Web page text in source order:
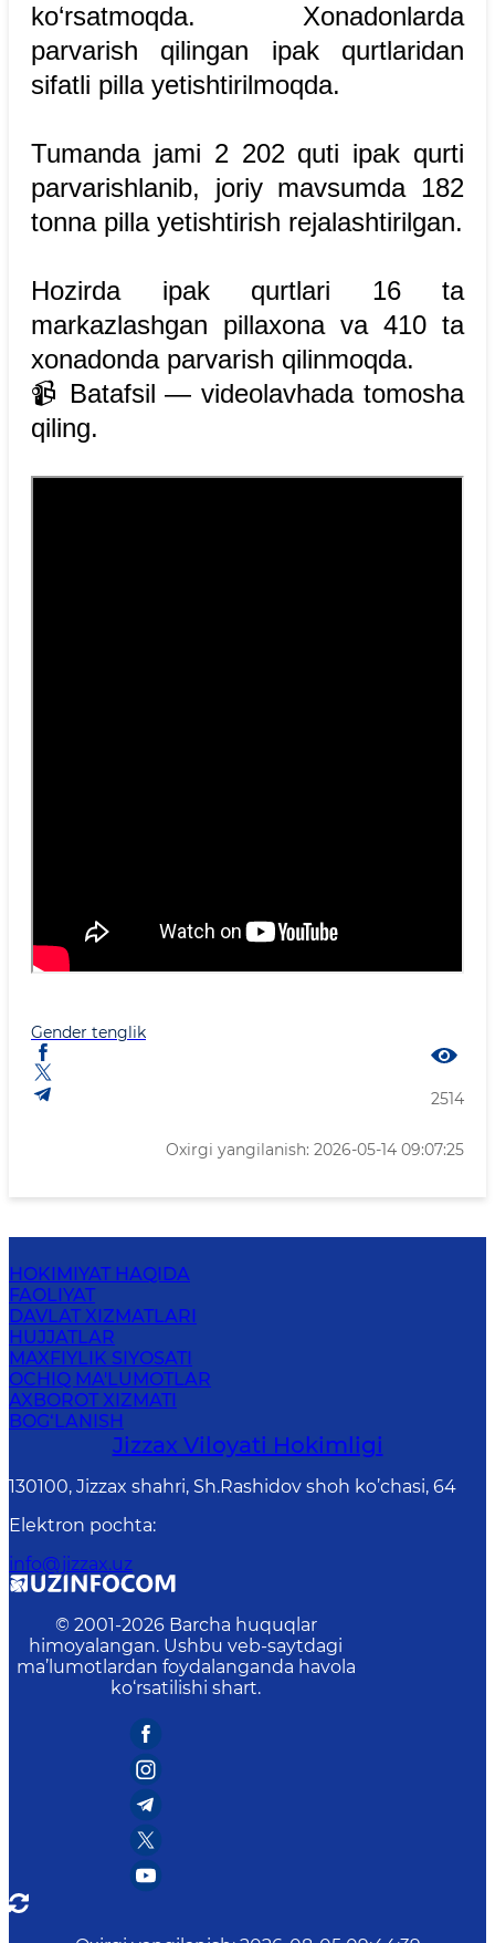
ko‘rsatmoqda. Xonadonlarda
parvarish qilingan ipak qurtlaridan
sifatli pilla yetishtirilmoqda.
Tumanda jami 2 202 quti ipak qurti
parvarishlanib, joriy mavsumda 182
tonna pilla yetishtirish rejalashtirilgan.
Hozirda ipak qurtlari 16 ta
markazlashgan pillaxona va 410 ta
xonadonda parvarish qilinmoqda.
📹 Batafsil — videolavhada tomosha
qiling.
Gender tenglik
2514
Oxirgi yangilanish: 2026-05-14 09:07:25
HOKIMIYAT HAQIDA
FAOLIYAT
DAVLAT XIZMATLARI
HUJJATLAR
MAXFIYLIK SIYOSATI
OCHIQ MA'LUMOTLAR
AXBOROT XIZMATI
BOG‘LANISH
Jizzах Vilоyati Hоkimligi
130100, Jizzax shahri, Sh.Rashidov shoh ko’chasi, 64
Elektron pochta:
info@jizzax.uz
© 2001-2026 Barcha huquqlar
himoyalangan. Ushbu veb-saytdagi
ma’lumotlardan foydalanganda havola
ko‘rsatilishi shart.